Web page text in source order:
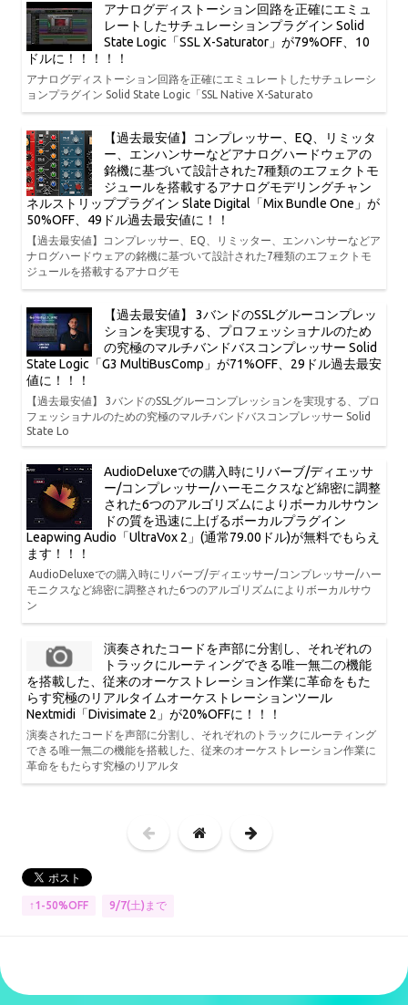
アナログディストーション回路を正確にエミュ
レートしたサチュレーションプラグイン Solid
State Logic「SSL X-Saturator」が79%OFF、10
ドルに！！！！！
アナログディストーション回路を正確にエミュレートしたサチュレーシ
ョンプラグイン Solid State Logic「SSL Native X-Saturato
【過去最安値】コンプレッサー、EQ、リミッタ
ー、エンハンサーなどアナログハードウェアの
銘機に基づいて設計された7種類のエフェクトモ
ジュールを搭載するアナログモデリングチャン
ネルストリッププラグイン Slate Digital「Mix Bundle One」が
50%OFF、49ドル過去最安値に！！
【過去最安値】コンプレッサー、EQ、リミッター、エンハンサーなどア
ナログハードウェアの銘機に基づいて設計された7種類のエフェクトモ
ジュールを搭載するアナログモ
【過去最安値】 3バンドのSSLグルーコンプレッ
ションを実現する、プロフェッショナルのため
の究極のマルチバンドバスコンプレッサー Solid
State Logic「G3 MultiBusComp」が71%OFF、29ドル過去最安
値に！！！
【過去最安値】 3バンドのSSLグルーコンプレッションを実現する、プロ
フェッショナルのための究極のマルチバンドバスコンプレッサー Solid
State Lo
AudioDeluxeでの購入時にリバーブ/ディエッサ
ー/コンプレッサー/ハーモニクスなど綿密に調整
された6つのアルゴリズムによりボーカルサウン
ドの質を迅速に上げるボーカルプラグイン
Leapwing Audio「UltraVox 2」(通常79.00ドル)が無料でもらえ
ます！！！
AudioDeluxeでの購入時にリバーブ/ディエッサー/コンプレッサー/ハー
モニクスなど綿密に調整された6つのアルゴリズムによりボーカルサウ
ン
演奏されたコードを声部に分割し、それぞれの
トラックにルーティングできる唯一無二の機能
を搭載した、従来のオーケストレーション作業に革命をもた
らす究極のリアルタイムオーケストレーションツール
Nextmidi「Divisimate 2」が20%OFFに！！！
演奏されたコードを声部に分割し、それぞれのトラックにルーティング
できる唯一無二の機能を搭載した、従来のオーケストレーション作業に
革命をもたらす究極のリアルタ
↑1-50%OFF 9/7(土)まで